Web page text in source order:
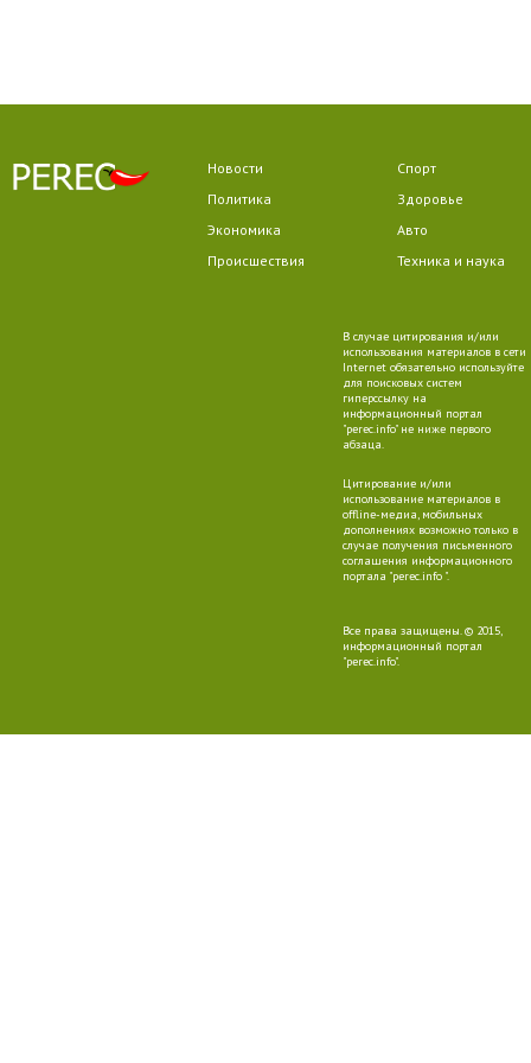
Новости
Спорт
Политика
Здоровье
Экономика
Авто
Происшествия
Техника и наука
В случае цитирования и/или
использования материалов в сети
Internet обязательно используйте
для поисковых систем
гиперссылку на
информационный портал
"perec.info" не ниже первого
абзаца.
Цитирование и/или
использование материалов в
offline-медиа, мобильных
дополнениях возможно только в
случае получения письменного
соглашения информационного
портала "perec.info ".
Все права защищены. © 2015,
информационный портал
"perec.info".